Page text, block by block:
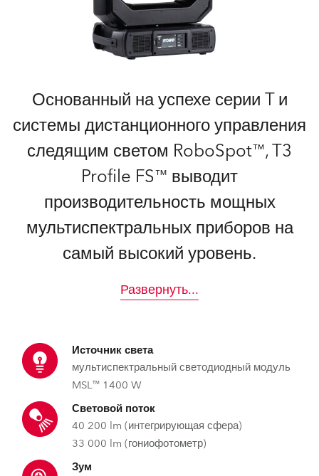
Основанный на успехе серии T и
системы дистанционного управления
следящим светом RoboSpot™, T3
Profile FS™ выводит
производительность мощных
мультиспектральных приборов на
самый высокий уровень.
Развернуть...
Источник света
мультиспектральный светодиодный модуль
MSL™ 1400 W
Световой поток
40 200 lm (интегрирующая сфера)
33 000 lm (гониофотометр)
Зум